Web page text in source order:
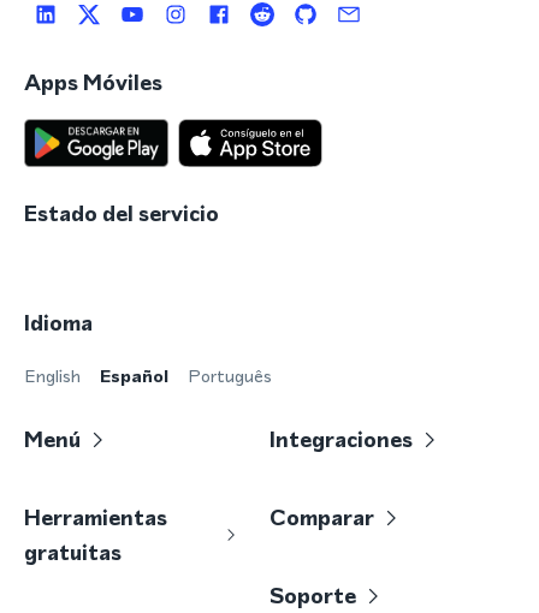
Apps Móviles
Estado del servicio
Idioma
English Español Português
Menú Integraciones
Herramientas
gratuitas
Comparar
Soporte